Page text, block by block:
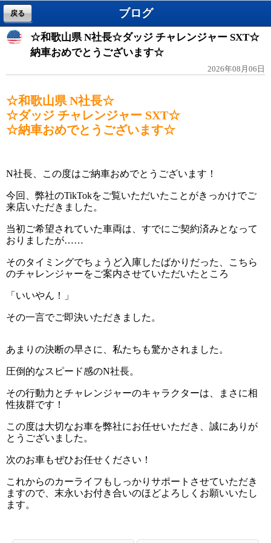
ブログ
戻る
☆和歌山県 N社長☆ダッジ チャレンジャー SXT☆
納車おめでとうございます☆
2026年08月06日
☆和歌山県 N社長☆
☆ダッジ チャレンジャー SXT☆
☆納車おめでとうございます☆
N社長、この度はご納車おめでとうございます！
今回、弊社のTikTokをご覧いただいたことがきっかけでご
来店いただきました。
当初ご希望されていた車両は、すでにご契約済みとなって
おりましたが……
そのタイミングでちょうど入庫したばかりだった、こちら
のチャレンジャーをご案内させていただいたところ
「いいやん！」
その一言でご即決いただきました。
あまりの決断の早さに、私たちも驚かされました。
圧倒的なスピード感のN社長。
その行動力とチャレンジャーのキャラクターは、まさに相
性抜群です！
この度は大切なお車を弊社にお任せいただき、誠にありが
とうございました。
次のお車もぜひお任せください！
これからのカーライフもしっかりサポートさせていただき
ますので、末永いお付き合いのほどよろしくお願いいたし
ます。